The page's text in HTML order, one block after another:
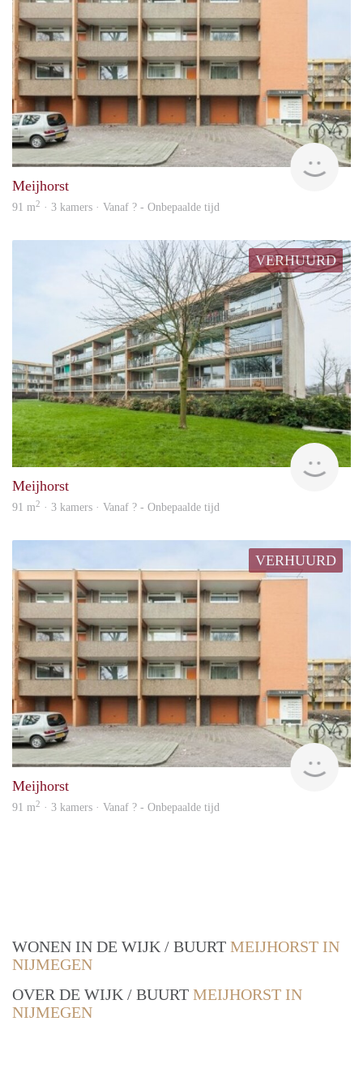
rent
Meijhorst
91 m2 · 3 kamers · Vanaf ? - Onbepaalde tijd
VERHUURD
Meijhorst
91 m2 · 3 kamers · Vanaf ? - Onbepaalde tijd
VERHUURD
Meijhorst
91 m2 · 3 kamers · Vanaf ? - Onbepaalde tijd
WONEN IN DE WIJK / BUURT MEIJHORST IN
NIJMEGEN
OVER DE WIJK / BUURT MEIJHORST IN
NIJMEGEN